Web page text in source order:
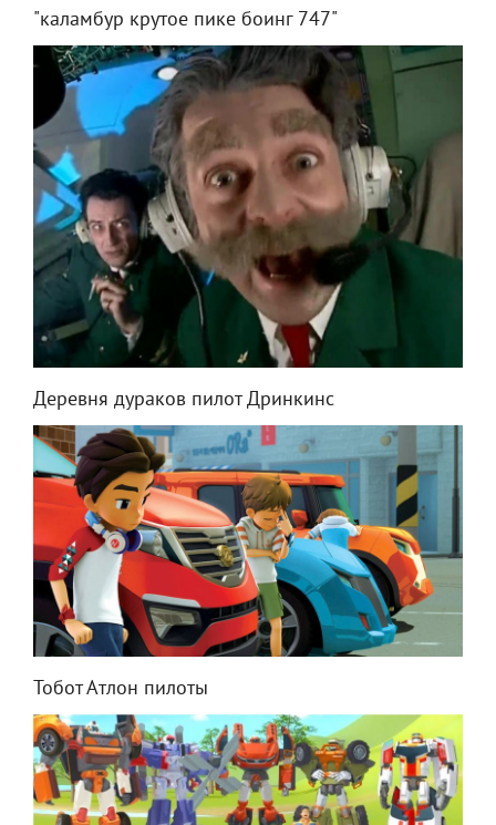
"каламбур крутое пике боинг 747"
Деревня дураков пилот Дринкинс
Тобот Атлон пилоты